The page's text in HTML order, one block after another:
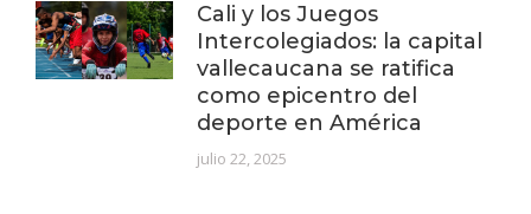
Cali y los Juegos
Intercolegiados: la capital
vallecaucana se ratifica
como epicentro del
deporte en América
julio 22, 2025